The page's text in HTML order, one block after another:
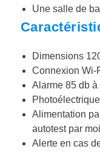
Une salle de
Dimensions
Connexion Wi-
Alarme 85 db à
Photoélectrique
Alimentation
autotest par
Alerte en cas